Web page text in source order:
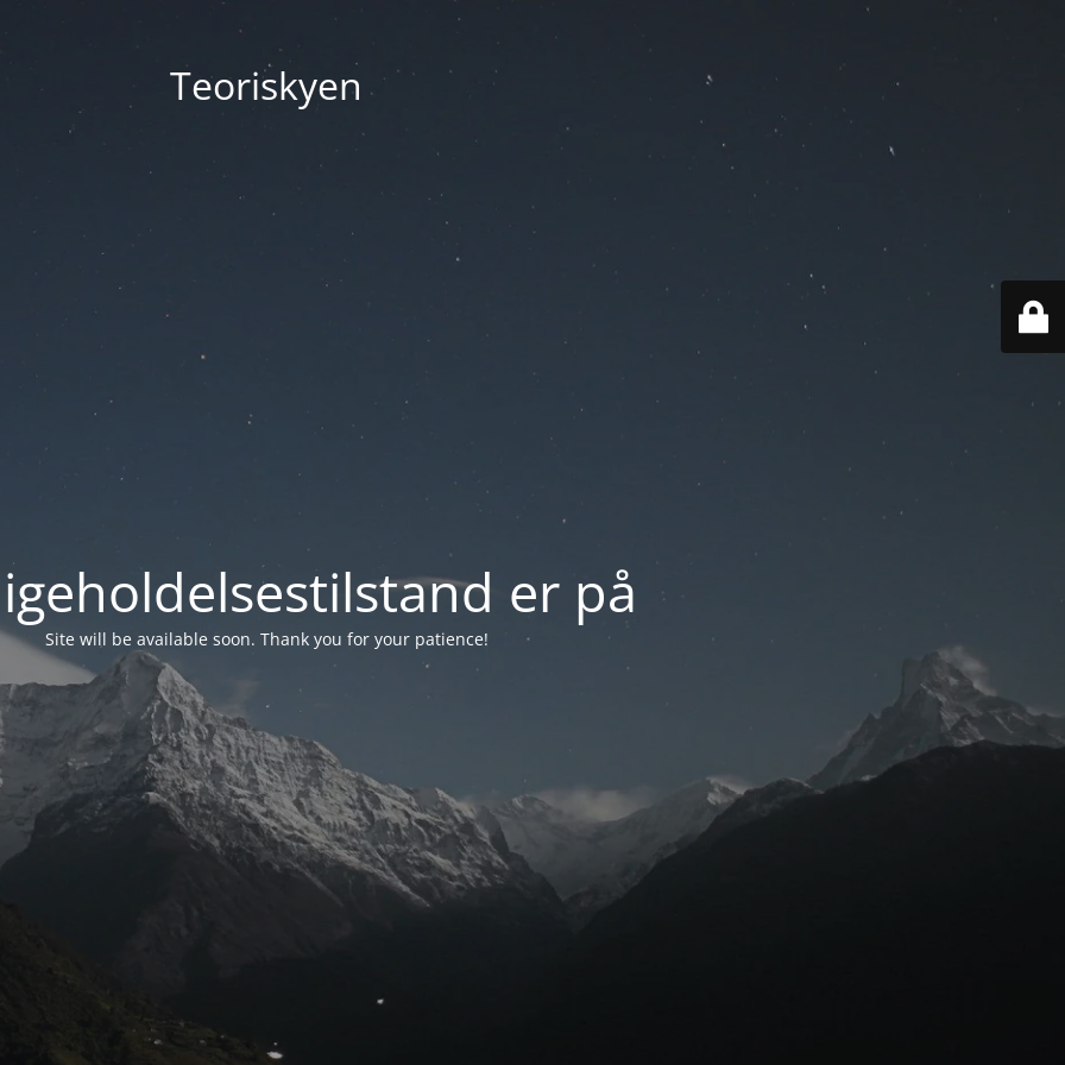
Teoriskyen
er på
Site will be available soon. Thank you for your patience!